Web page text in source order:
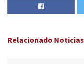
Relacionado Noticias